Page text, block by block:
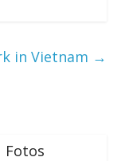
in Vietnam →
Fotos